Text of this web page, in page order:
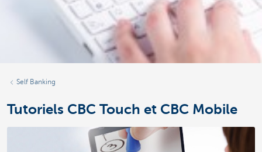
Self Banking
Tutoriels CBC Touch et CBC Mobile